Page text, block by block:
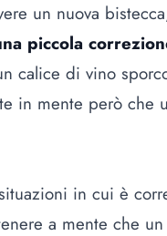
un nuova
piccola
calice di vino
in mente però che
in cui è
a mente che